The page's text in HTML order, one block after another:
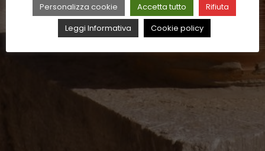
Personalizza cookie Accetta tutto
Rifiuta
Leggi Informativa
Cookie policy